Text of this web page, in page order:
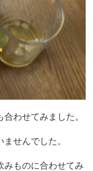
わせてみました。
せんでした。
みものに合わせてみ